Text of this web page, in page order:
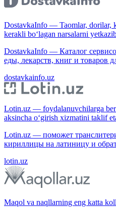
DostavkaInfo — Taomlar, dorilar,
kerakli bo‘lagan narsalarni
DostavkaInfo — Каталог
еды, лекарств, книг и товаров
dostavkainfo.uz
Lotin.uz — foydalanuvchilarga
aksincha o‘girish xizmatini taklif
Lotin.uz — поможет
кириллицы на латиницу и
lotin.uz
Maqol va naqllarning eng katta